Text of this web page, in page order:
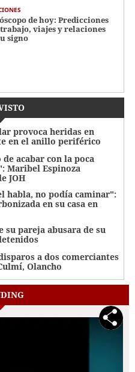
de hoy: Predicciones
viajes y relaciones
signo
provoca heridas en
en el anillo periférico
de acabar con la poca
Maribel Espinoza
JOH
habla, no podía caminar":
en su casa en
pareja abusara de su
a dos comerciantes
Olancho